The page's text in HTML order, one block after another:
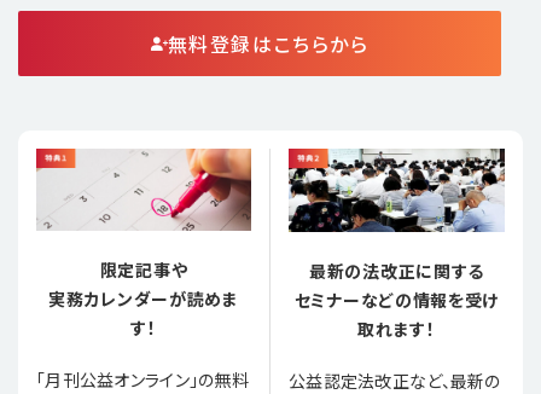
無料登録はこちらから
限定記事や
実務カレンダーが読めま
す！
「月刊公益オンライン」の無料
最新の法改正に関する
セミナーなどの情報を受け
取れます！
公益認定法改正など、最新の